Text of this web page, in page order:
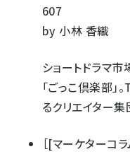
607
by 小林 香織
ショートドラマ
「ごっこ倶楽部
るクリエイター
［[マーケターコ